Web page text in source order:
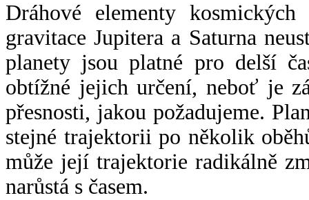
Dráhové elementy
gravitace Jupitera a Saturna
planety jsou platné pro delší
obtížné jejich určení, neboť je
přesnosti, jakou požadujeme.
stejné trajektorii po několik
může její trajektorie radikálně
narůstá s časem.